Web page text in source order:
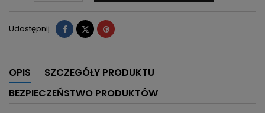
Udostępnij Udostępnij
TweetujPinterest
OPIS
SZCZEGÓŁY PRODUKTU
BEZPIECZEŃSTWO PRODUKTÓW